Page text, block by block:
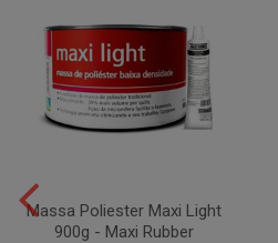
Massa Poliester Maxi Light
900g - Maxi Rubber